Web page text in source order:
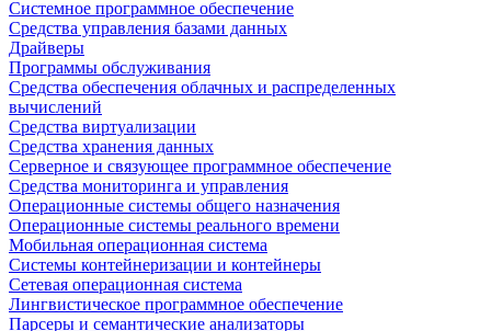
Системное программное обеспечение
Средства управления базами данных
Драйверы
Программы обслуживания
Средства обеспечения облачных и распределенных
вычислений
Средства виртуализации
Средства хранения данных
Серверное и связующее программное обеспечение
Средства мониторинга и управления
Операционные системы общего назначения
Операционные системы реального времени
Мобильная операционная система
Системы контейнеризации и контейнеры
Сетевая операционная система
Лингвистическое программное обеспечение
Парсеры и семантические анализаторы